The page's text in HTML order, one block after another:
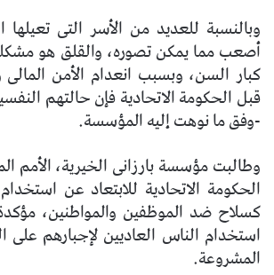
وبالنسبة للعديد من الأسر التى
أصعب مما يمكن تصوره، والقلق هو
كبار السن، وبسبب انعدام الأمن
قبل الحكومة الاتحادية فإن حالتهم
-وفق ما نوهت إليه المؤسسة.
وطالبت مؤسسة بارزانى الخيرية، الأمم
الحكومة الاتحادية للابتعاد عن استخدام
كسلاح ضد الموظفين والمواطنين،
استخدام الناس العاديين لإجبارهم
المشروعة.